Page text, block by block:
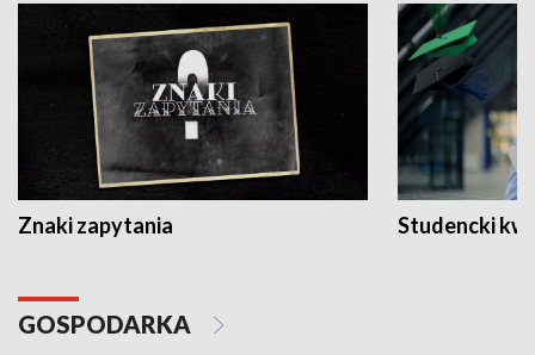
Znaki zapytania Studencki
GOSPODARKA